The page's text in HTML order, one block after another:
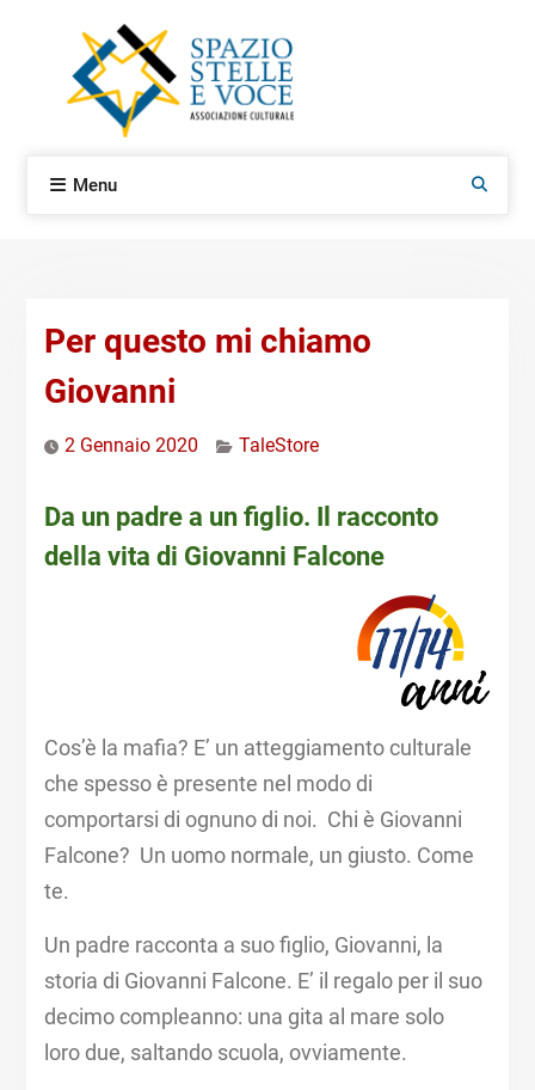
Menu Search
Per questo mi chiamo
Giovanni
2 Gennaio 2020 TaleStore
Da un padre a un figlio. Il racconto
della vita di Giovanni Falcone
Cos’è la mafia? E’ un atteggiamento culturale
che spesso è presente nel modo di
comportarsi di ognuno di noi. ​ Chi è Giovanni
Falcone? Un uomo normale, un giusto. Come
te.​
Un padre racconta a suo figlio, Giovanni, la
storia di Giovanni Falcone. E’ il regalo per il suo
decimo compleanno: una gita al mare solo
loro due, saltando scuola, ovviamente. ​